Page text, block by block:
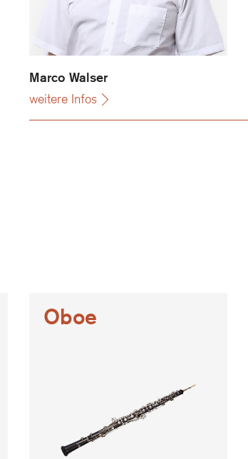
Marco Walser
weitere Infos
Oboe